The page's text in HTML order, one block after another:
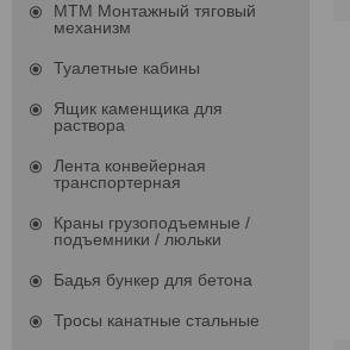
МТМ Монтажный тяговый
механизм
Туалетные кабины
Ящик каменщика для
раствора
Лента конвейерная
транспортерная
Краны грузоподъемные /
подъемники / люльки
Бадья бункер для бетона
Тросы канатные стальные